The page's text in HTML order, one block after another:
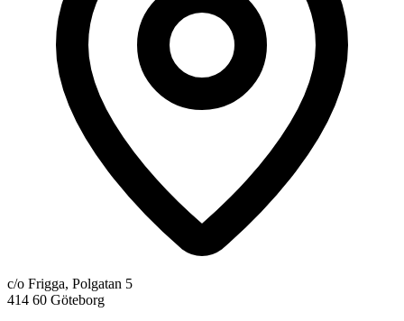
c/o Frigga, Polgatan 5
414 60 Göteborg